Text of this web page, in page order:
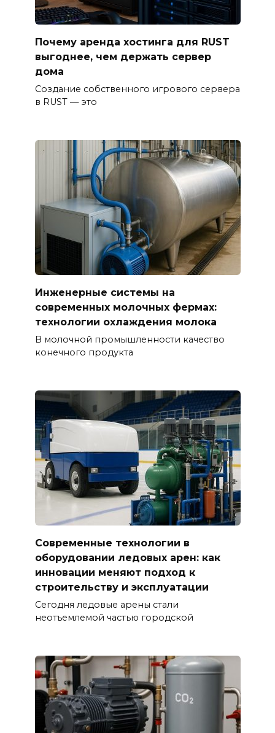
Почему аренда хостинга для RUST
выгоднее, чем держать сервер
дома
Создание собственного игрового сервера
в RUST — это
Инженерные системы на
современных молочных фермах:
технологии охлаждения молока
В молочной промышленности качество
конечного продукта
Современные технологии в
оборудовании ледовых арен: как
инновации меняют подход к
строительству и эксплуатации
Сегодня ледовые арены стали
неотъемлемой частью городской